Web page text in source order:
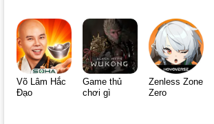
Võ Lâm Hắc
Đạo
Game thủ
chơi gì
Zenless Zone
Zero